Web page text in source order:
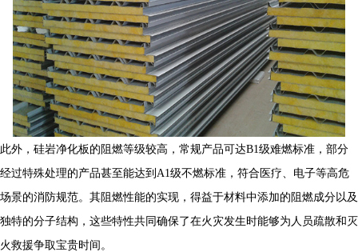
此外， 硅岩净化板 的阻燃等级较高，常规产品可达B1级难燃标准，部分
经过特殊处理的产品甚至能达到A1级不燃标准，符合医疗、电子等高危
场景的消防规范。其阻燃性能的实现，得益于材料中添加的阻燃成分以及
独特的分子结构，这些特性共同确保了在火灾发生时能够为人员疏散和灭
火救援争取宝贵时间。